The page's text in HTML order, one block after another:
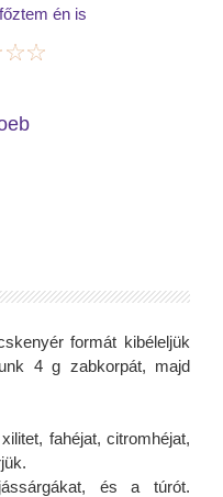
én is
formát kibéleljük
4 g zabkorpát, majd
fahéjat, citromhéjat,
és a túrót.